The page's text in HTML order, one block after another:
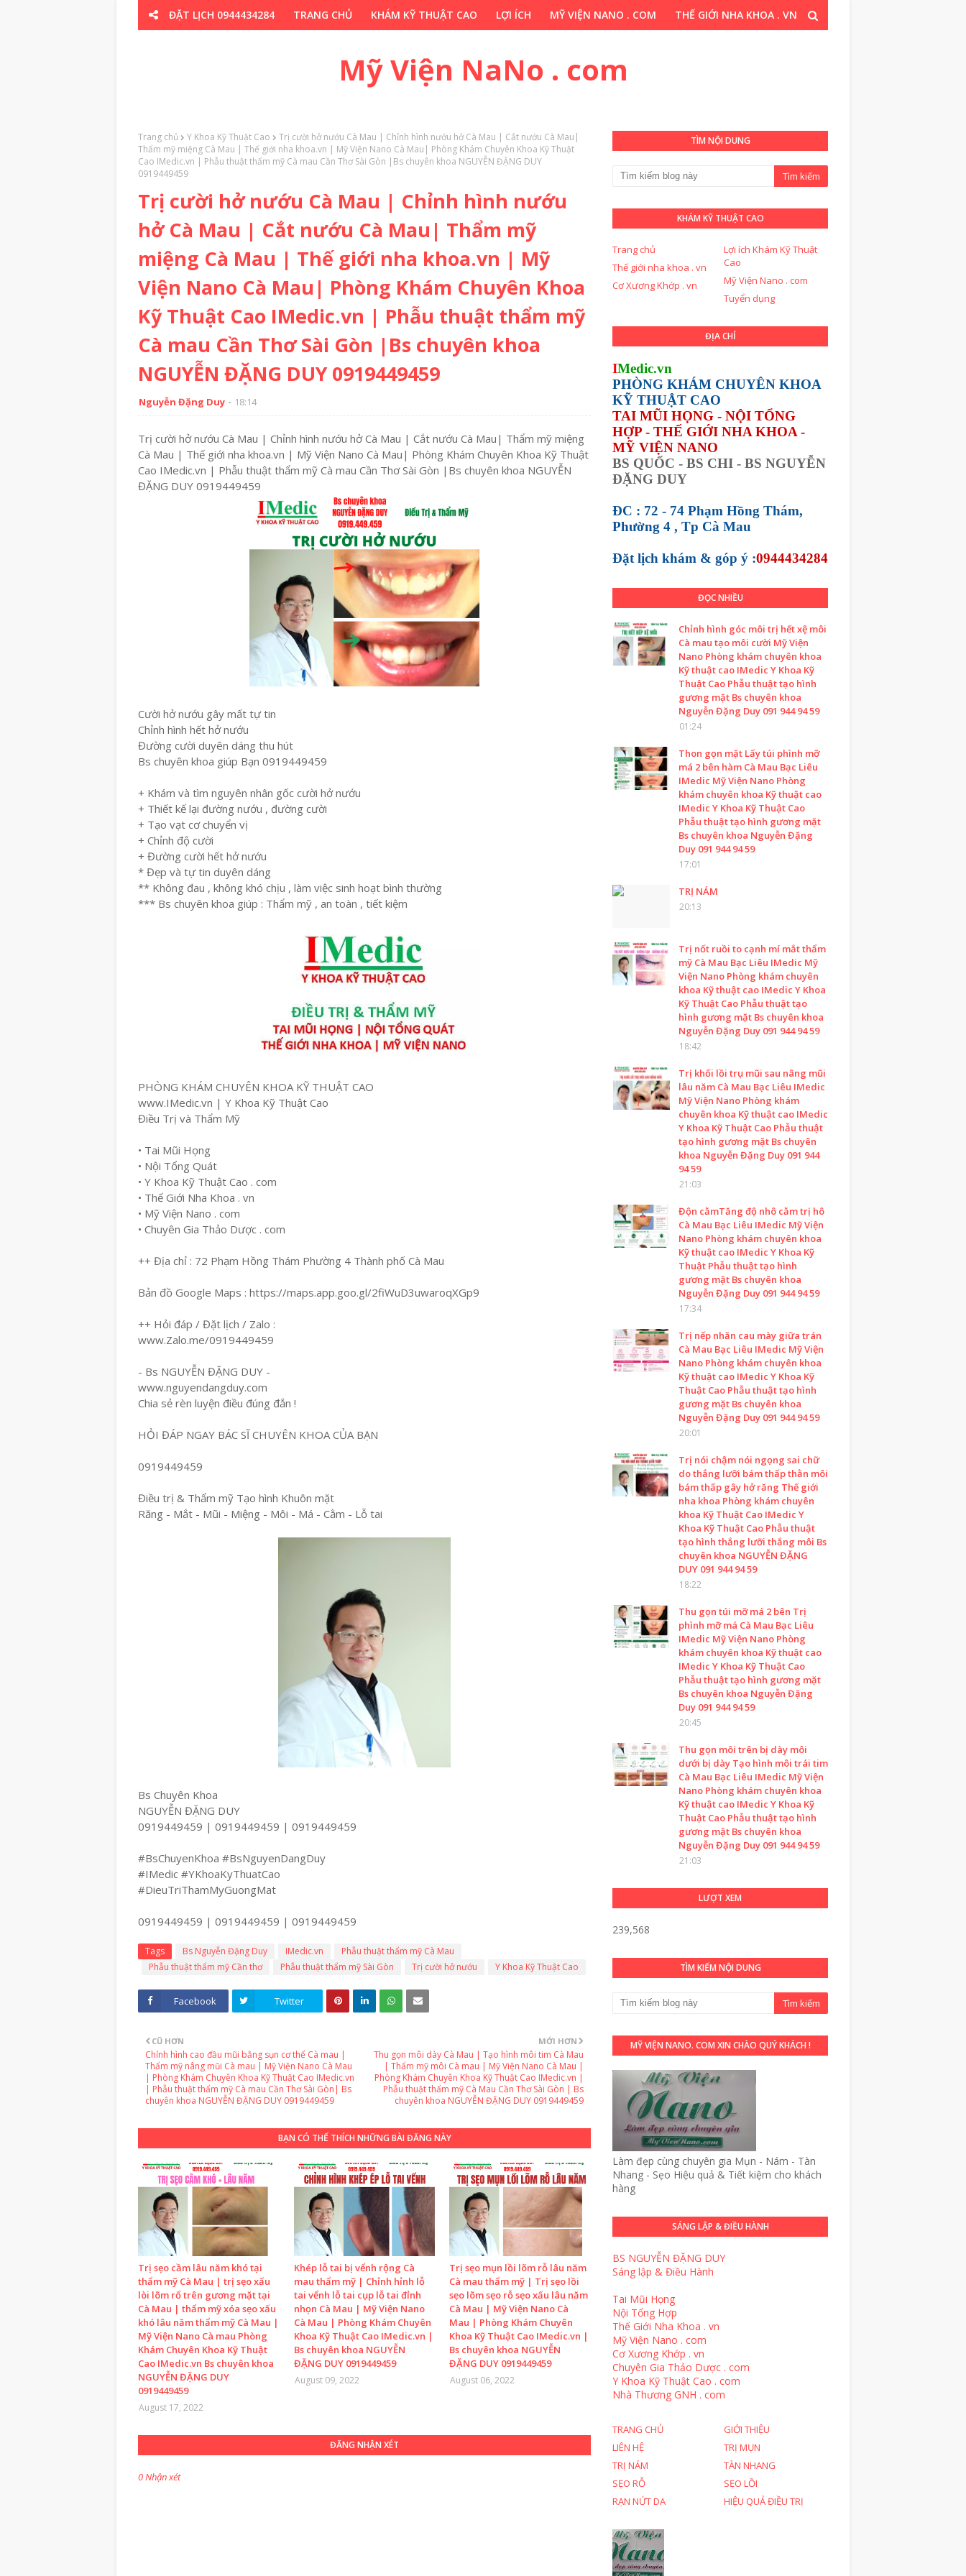
ĐẶT LỊCH 0944434284 TRANG CHỦ KHÁM KỸ THUẬT CAO LỢI ÍCH MỸ VIỆN NANO . COM THẾ GIỚI NHA KHOA . VN
Mỹ Viện NaNo . com
Trang chủ Y Khoa Kỹ Thuật Cao
Trị cười hở nướu Cà Mau | Chỉnh hình nướu hở Cà Mau | Cắt nướu Cà Mau|
Thẩm mỹ miệng Cà Mau | Thế giới nha khoa.vn | Mỹ Viện Nano Cà Mau| Phòng Khám Chuyên Khoa Kỹ Thuật
Cao IMedic.vn | Phẫu thuật thẩm mỹ Cà mau Cần Thơ Sài Gòn |Bs chuyên khoa NGUYỄN ĐẶNG DUY
0919449459
Trị cười hở nướu Cà Mau | Chỉnh hình nướu
hở Cà Mau | Cắt nướu Cà Mau| Thẩm mỹ
miệng Cà Mau | Thế giới nha khoa.vn | Mỹ
Viện Nano Cà Mau| Phòng Khám Chuyên Khoa
Kỹ Thuật Cao IMedic.vn | Phẫu thuật thẩm mỹ
Cà mau Cần Thơ Sài Gòn |Bs chuyên khoa
NGUYỄN ĐẶNG DUY 0919449459
Nguyễn Đặng Duy 18:14
Trị cười hở nướu Cà Mau | Chỉnh hình nướu hở Cà Mau | Cắt nướu Cà Mau| Thẩm mỹ miệng
Cà Mau | Thế giới nha khoa.vn | Mỹ Viện Nano Cà Mau| Phòng Khám Chuyên Khoa Kỹ Thuật
Cao IMedic.vn | Phẫu thuật thẩm mỹ Cà mau Cần Thơ Sài Gòn |Bs chuyên khoa NGUYỄN
ĐẶNG DUY 0919449459
Cười hở nướu gây mất tự tin
Chỉnh hình hết hở nướu
Đường cười duyên dáng thu hút
Bs chuyên khoa giúp Bạn 0919449459
+ Khám và tìm nguyên nhân gốc cười hở nướu
+ Thiết kế lại đường nướu , đường cười
+ Tạo vạt cơ chuyển vị
+ Chỉnh độ cười
+ Đường cười hết hở nướu
* Đẹp và tự tin duyên dáng
** Không đau , không khó chịu , làm việc sinh hoạt bình thường
*** Bs chuyên khoa giúp : Thẩm mỹ , an toàn , tiết kiệm
PHÒNG KHÁM CHUYÊN KHOA KỸ THUẬT CAO
www.IMedic.vn | Y Khoa Kỹ Thuật Cao
Điều Trị và Thẩm Mỹ
• Tai Mũi Họng
• Nội Tổng Quát
• Y Khoa Kỹ Thuật Cao . com
• Thế Giới Nha Khoa . vn
• Mỹ Viện Nano . com
• Chuyên Gia Thảo Dược . com
++ Địa chỉ : 72 Phạm Hồng Thám Phường 4 Thành phố Cà Mau
Bản đồ Google Maps : https://maps.app.goo.gl/2fiWuD3uwaroqXGp9
++ Hỏi đáp / Đặt lịch / Zalo :
www.Zalo.me/0919449459
- Bs NGUYỄN ĐẶNG DUY -
www.nguyendangduy.com
Chia sẻ rèn luyện điều đúng đắn !
HỎI ĐÁP NGAY BÁC SĨ CHUYÊN KHOA CỦA BẠN
0919449459
Điều trị & Thẩm mỹ Tạo hình Khuôn mặt
Răng - Mắt - Mũi - Miệng - Môi - Má - Cằm - Lỗ tai
Bs Chuyên Khoa
NGUYỄN ĐẶNG DUY
0919449459 | 0919449459 | 0919449459
#BsChuyenKhoa #BsNguyenDangDuy
#IMedic #YKhoaKyThuatCao
#DieuTriThamMyGuongMat
0919449459 | 0919449459 | 0919449459
Tags Bs Nguyễn Đặng Duy IMedic.vn
Phẫu thuật thẩm mỹ Cà Mau
Phẫu thuật thẩm mỹ Cần thơ
Phẫu thuật thẩm mỹ Sài Gòn Trị cười hở nướu Y Khoa Kỹ Thuật Cao
Facebook Twitter
MỚI HƠN
Thu gọn môi dày Cà Mau | Tạo hình môi tim Cà Mau
| Thẩm mỹ môi Cà mau | Mỹ Viện Nano Cà Mau |
Phòng Khám Chuyên Khoa Kỹ Thuật Cao IMedic.vn |
Phẫu thuật thẩm mỹ Cà Mau Cần Thơ Sài Gòn | Bs
chuyên khoa NGUYỄN ĐẶNG DUY 0919449459
CŨ HƠN
Chỉnh hình cao đầu mũi bằng sụn cơ thể Cà mau |
Thẩm mỹ nâng mũi Cà mau | Mỹ Viện Nano Cà Mau
| Phòng Khám Chuyên Khoa Kỹ Thuật Cao IMedic.vn
| Phẫu thuật thẩm mỹ Cà mau Cần Thơ Sài Gòn| Bs
chuyên khoa NGUYỄN ĐẶNG DUY 0919449459
BẠN CÓ THỂ THÍCH NHỮNG BÀI ĐĂNG NÀY
Trị sẹo cầm lâu năm khó tại
thẩm mỹ Cà Mau | trị sẹo xấu
lòi lõm rổ trên gương mặt tại
Cà Mau | thẩm mỹ xóa sẹo xấu
khó lâu năm thẩm mỹ Cà Mau |
Mỹ Viện Nano Cà mau Phòng
Khám Chuyên Khoa Kỹ Thuật
Cao IMedic.vn Bs chuyên khoa
NGUYỄN ĐẶNG DUY
0919449459
August 17, 2022
Khép lỗ tai bị vểnh rộng Cà
mau thẩm mỹ | Chỉnh hỉnh lỗ
tai vểnh lỗ tai cụp lỗ tai đỉnh
nhọn Cà Mau | Mỹ Viện Nano
Cà Mau | Phòng Khám Chuyên
Khoa Kỹ Thuật Cao IMedic.vn |
Bs chuyên khoa NGUYỄN
ĐẶNG DUY 0919449459
August 09, 2022
Trị sẹo mụn lồi lõm rỗ lâu năm
Cà mau thẩm mỹ | Trị sẹo lồi
sẹo lõm sẹo rỗ sẹo xấu lâu năm
Cà Mau | Mỹ Viện Nano Cà
Mau | Phòng Khám Chuyên
Khoa Kỹ Thuật Cao IMedic.vn |
Bs chuyên khoa NGUYỄN
ĐẶNG DUY 0919449459
August 06, 2022
ĐĂNG NHẬN XÉT
0 Nhận xét
TÌM NỘI DUNG
KHÁM KỸ THUẬT CAO
Trang chủ
Lợi ích Khám Kỹ Thuật
Cao
Thế giới nha khoa . vn
Mỹ Viện Nano . com
Cơ Xương Khớp . vn
Tuyển dụng
ĐỊA CHỈ
IMedic.vn
PHÒNG KHÁM CHUYÊN KHOA
KỸ THUẬT CAO
TAI MŨI HỌNG - NỘI TỔNG
HỢP - THẾ GIỚI NHA KHOA -
MỸ VIỆN NANO
BS QUỐC - BS CHI - BS NGUYỄN
ĐẶNG DUY
ĐC : 72 - 74 Phạm Hồng Thám,
Phường 4 , Tp Cà Mau
Đặt lịch khám & góp ý :0944434284
ĐỌC NHIỀU
Chỉnh hình góc môi trị hết xệ môi
Cà mau tạo môi cười Mỹ Viện
Nano Phòng khám chuyên khoa
Kỹ thuật cao IMedic Y Khoa Kỹ
Thuật Cao Phẫu thuật tạo hình
gương mặt Bs chuyên khoa
Nguyễn Đặng Duy 091 944 94 59
01:24
Thon gọn mặt Lấy túi phình mỡ
má 2 bên hàm Cà Mau Bạc Liêu
IMedic Mỹ Viện Nano Phòng
khám chuyên khoa Kỹ thuật cao
IMedic Y Khoa Kỹ Thuật Cao
Phẫu thuật tạo hình gương mặt
Bs chuyên khoa Nguyễn Đặng
Duy 091 944 94 59
17:01
TRỊ NÁM
20:13
Trị nốt ruồi to cạnh mí mắt thẩm
mỹ Cà Mau Bạc Liêu IMedic Mỹ
Viện Nano Phòng khám chuyên
khoa Kỹ thuật cao IMedic Y Khoa
Kỹ Thuật Cao Phẫu thuật tạo
hình gương mặt Bs chuyên khoa
Nguyễn Đặng Duy 091 944 94 59
18:42
Trị khối lồi trụ mũi sau nâng mũi
lâu năm Cà Mau Bạc Liêu IMedic
Mỹ Viện Nano Phòng khám
chuyên khoa Kỹ thuật cao IMedic
Y Khoa Kỹ Thuật Cao Phẫu thuật
tạo hình gương mặt Bs chuyên
khoa Nguyễn Đặng Duy 091 944
94 59
21:03
Độn cằmTăng độ nhô cằm trị hô
Cà Mau Bạc Liêu IMedic Mỹ Viện
Nano Phòng khám chuyên khoa
Kỹ thuật cao IMedic Y Khoa Kỹ
Thuật Phẫu thuật tạo hình
gương mặt Bs chuyên khoa
Nguyễn Đặng Duy 091 944 94 59
17:34
Trị nếp nhăn cau mày giữa trán
Cà Mau Bạc Liêu IMedic Mỹ Viện
Nano Phòng khám chuyên khoa
Kỹ thuật cao IMedic Y Khoa Kỹ
Thuật Cao Phẫu thuật tạo hình
gương mặt Bs chuyên khoa
Nguyễn Đặng Duy 091 944 94 59
20:01
Trị nói chậm nói ngọng sai chữ
do thắng lưỡi bám thấp thằn môi
bám thấp gây hở răng Thế giới
nha khoa Phòng khám chuyên
khoa Kỹ Thuật Cao IMedic Y
Khoa Kỹ Thuật Cao Phẫu thuật
tạo hình thắng lưỡi thắng môi Bs
chuyên khoa NGUYỄN ĐẶNG
DUY 091 944 94 59
18:22
Thu gọn túi mỡ má 2 bên Trị
phình mỡ má Cà Mau Bạc Liêu
IMedic Mỹ Viện Nano Phòng
khám chuyên khoa Kỹ thuật cao
IMedic Y Khoa Kỹ Thuật Cao
Phẫu thuật tạo hình gương mặt
Bs chuyên khoa Nguyễn Đặng
Duy 091 944 94 59
20:45
Thu gọn môi trên bị dày môi
dưới bị dày Tạo hình môi trái tim
Cà Mau Bạc Liêu IMedic Mỹ Viện
Nano Phòng khám chuyên khoa
Kỹ thuật cao IMedic Y Khoa Kỹ
Thuật Cao Phẫu thuật tạo hình
gương mặt Bs chuyên khoa
Nguyễn Đặng Duy 091 944 94 59
21:03
LƯỢT XEM
239,568
TÌM KIẾM NỘI DUNG
MỸ VIỆN NANO. COM XIN CHÀO QUÝ KHÁCH !
Làm đẹp cùng chuyên gia Mụn - Nám - Tàn
Nhang - Sẹo Hiệu quả & Tiết kiệm cho khách
hàng
SÁNG LẬP & ĐIỀU HÀNH
BS NGUYỄN ĐẶNG DUY
Sáng lập & Điều Hành
Tai Mũi Họng
Nội Tổng Hợp
Thế Giới Nha Khoa . vn
Mỹ Viện Nano . com
Cơ Xương Khớp . vn
Chuyên Gia Thảo Dược . com
Y Khoa Kỹ Thuật Cao . com
Nhà Thương GNH . com
TRANG CHỦ
GIỚI THIỆU
LIÊN HỆ
TRỊ MỤN
TRỊ NÁM
TÀN NHANG
SẸO RỖ
SẸO LỒI
RẠN NỨT DA
HIỆU QUẢ ĐIỀU TRỊ